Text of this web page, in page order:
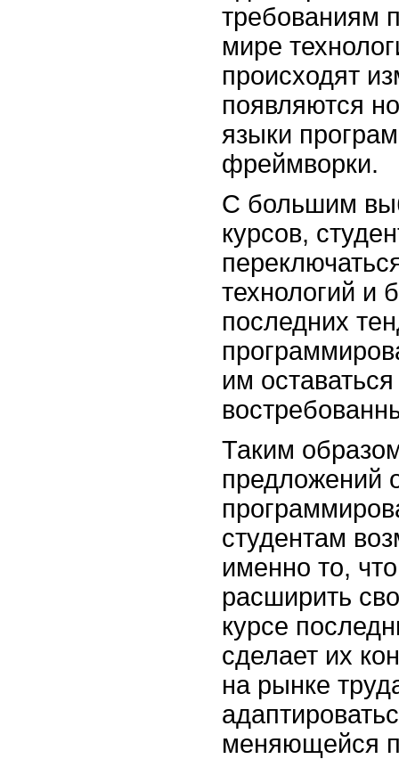
требованиям
мире
происходят
появляются
языки
фреймворки.
С большим
курсов,
технологий и
последних
им
Таким
предложений
студентам
именно то,
расширить
курсе
сделает их
на рынке
меняющейся